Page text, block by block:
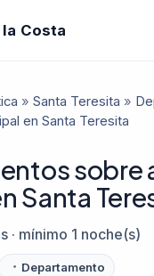
Costa
» Santa Teresita »
en Santa Teresita
sobre
Santa
· mínimo 1 noche(s)
Departamento